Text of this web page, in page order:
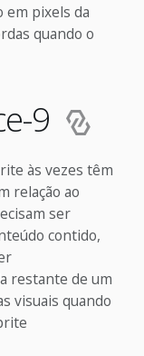
em pixels da
quando o
9
às vezes têm
relação ao
ser
contido,
restante de um
visuais quando